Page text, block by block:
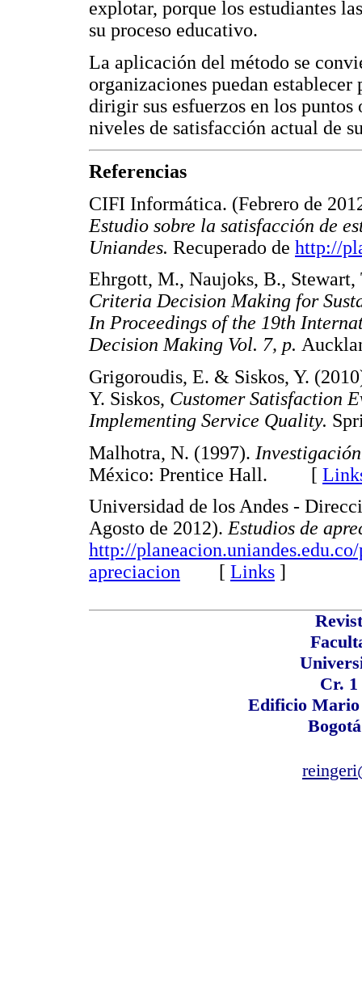
explotar, porque los estudiantes
su proceso educativo.
La aplicación del método se
organizaciones puedan
dirigir sus esfuerzos en los
niveles de satisfacción actual de
Referencias
CIFI Informática. (Febrero de
Estudio sobre la satisfacción de
Uniandes. Recuperado de http://
Ehrgott, M., Naujoks, B.,
Criteria Decision Making for
In Proceedings of the 19th
Decision Making Vol. 7, p.
Grigoroudis, E. & Siskos, Y.
Y. Siskos, Customer Satisfaction
Implementing Service Quality.
Malhotra, N. (1997).
México: Prentice Hall. [
Universidad de los Andes -
Agosto de 2012).Estudios de
http://
apreciacion [ Links ]
Cr. 1
Edificio